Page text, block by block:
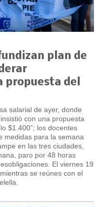
plan de
del
salarial de ayer, donde
con una propuesta
$1.400”; los docentes
medidas para la semana
en las tres ciudades,
paro por 48 horas
El viernes 19
se reúnes con el